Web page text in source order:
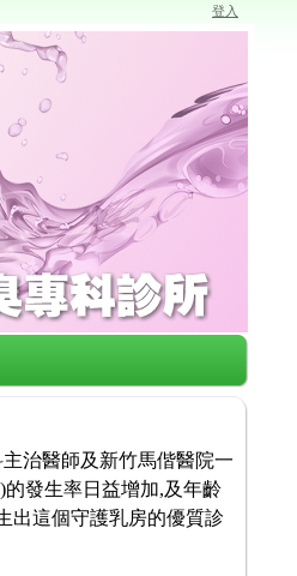
登入
治醫師及新竹馬偕醫院一
發生率日益增加,及年齡
出這個守護乳房的優質診